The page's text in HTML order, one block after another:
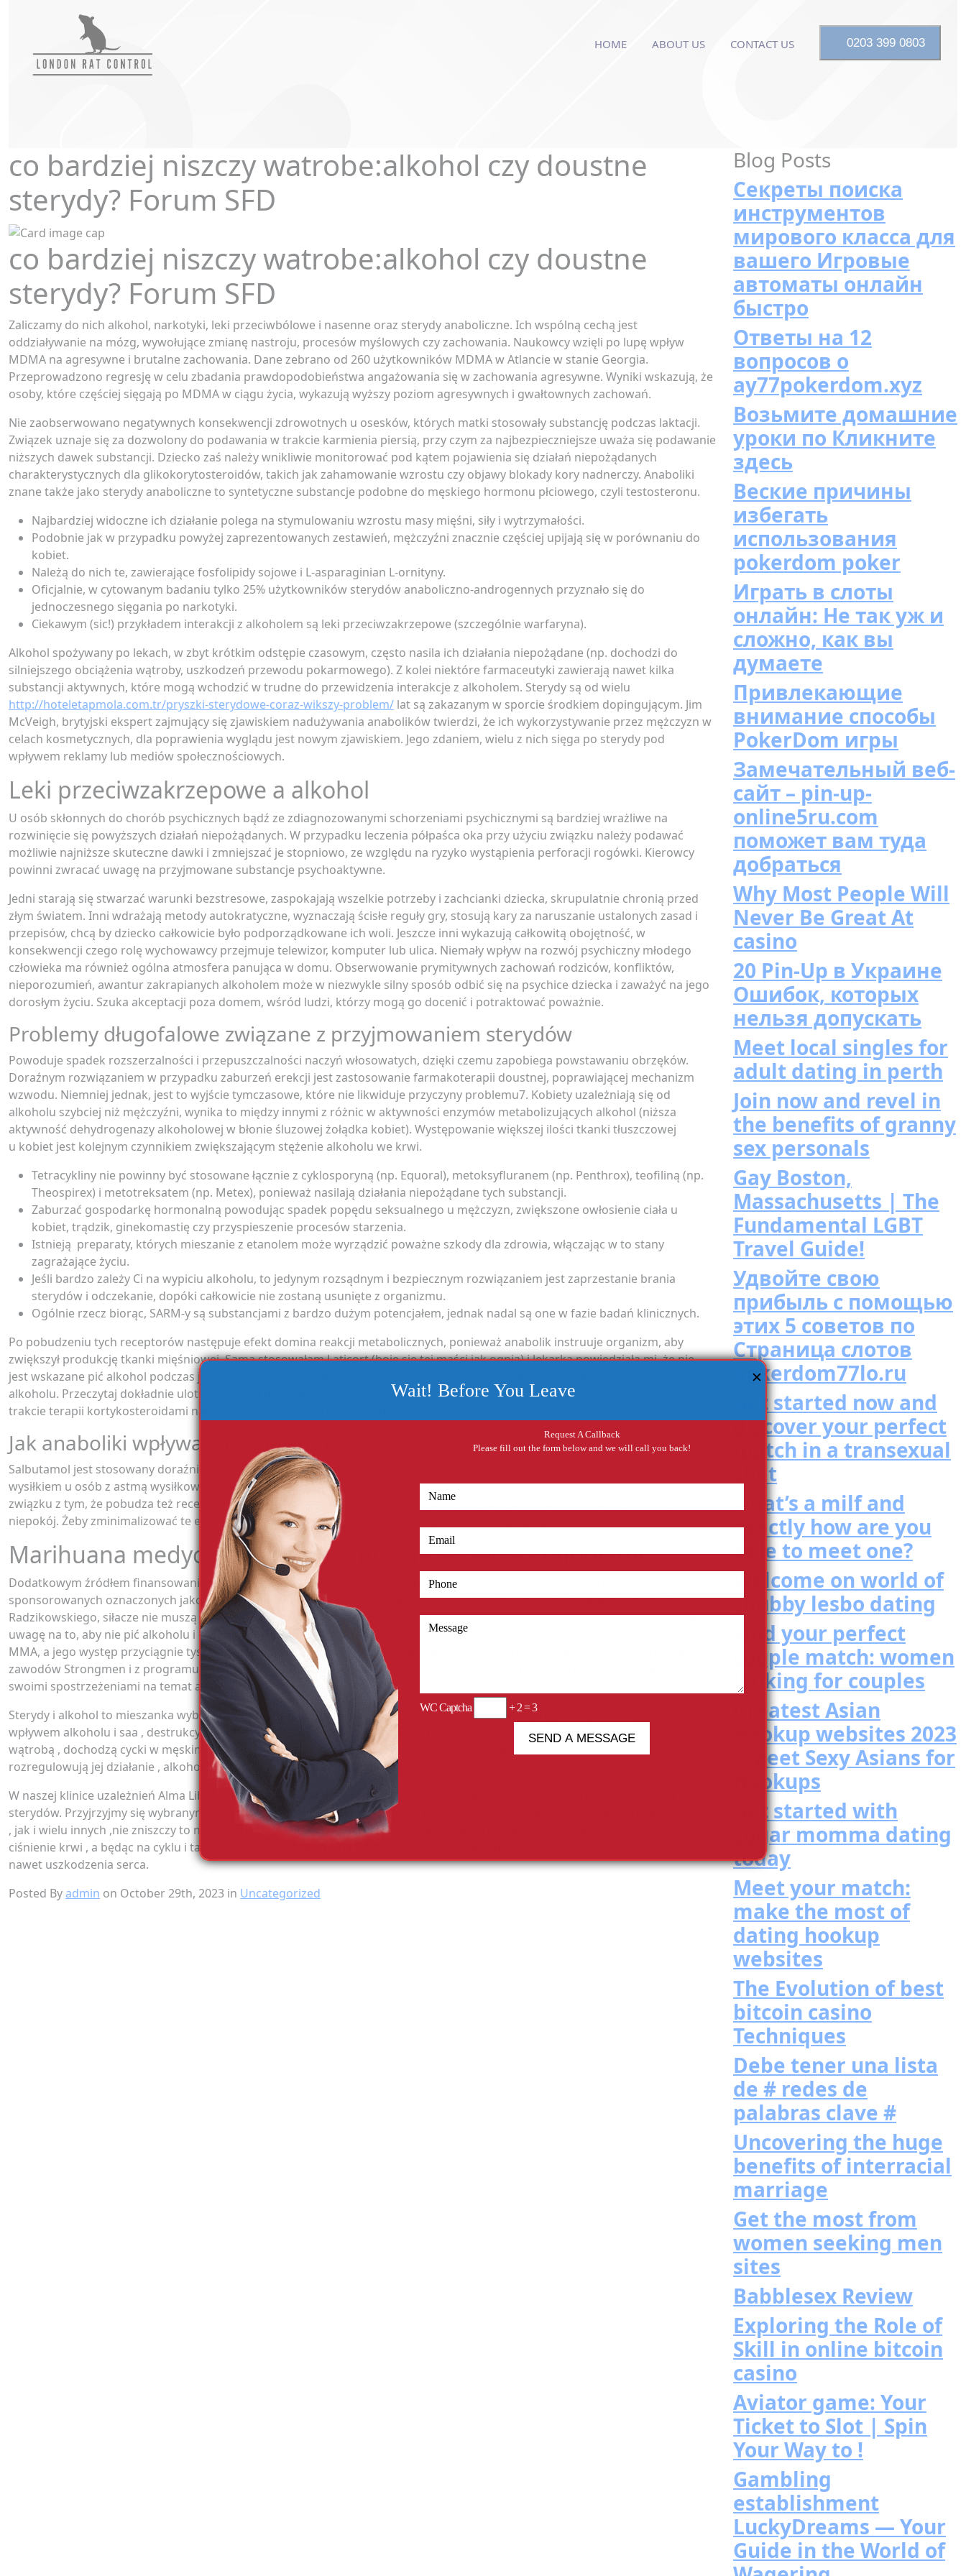
HOME ABOUT US CONTACT US 0203 399 0803
co bardziej niszczy watrobe:alkohol czy doustne
sterydy? Forum SFD
co bardziej niszczy watrobe:alkohol czy doustne
sterydy? Forum SFD
Zaliczamy do nich alkohol, narkotyki, leki przeciwbólowe i nasenne oraz sterydy anaboliczne. Ich wspólną cechą jest
oddziaływanie na mózg, wywołujące zmianę nastroju, procesów myślowych czy zachowania. Naukowcy wzięli po lupę wpływ
MDMA na agresywne i brutalne zachowania. Dane zebrano od 260 użytkowników MDMA w Atlancie w stanie Georgia.
Przeprowadzono regresję w celu zbadania prawdopodobieństwa angażowania się w zachowania agresywne. Wyniki wskazują, że
osoby, które częściej sięgają po MDMA w ciągu życia, wykazują wyższy poziom agresywnych i gwałtownych zachowań.
Nie zaobserwowano negatywnych konsekwencji zdrowotnych u osesków, których matki stosowały substancję podczas laktacji.
Związek uznaje się za dozwolony do podawania w trakcie karmienia piersią, przy czym za najbezpieczniejsze uważa się podawanie
niższych dawek substancji. Dziecko zaś należy wnikliwie monitorować pod kątem pojawienia się działań niepożądanych
charakterystycznych dla glikokorytosteroidów, takich jak zahamowanie wzrostu czy objawy blokady kory nadnerczy. Anaboliki
znane także jako sterydy anaboliczne to syntetyczne substancje podobne do męskiego hormonu płciowego, czyli testosteronu.
Najbardziej widoczne ich działanie polega na stymulowaniu wzrostu masy mięśni, siły i wytrzymałości.
Podobnie jak w przypadku powyżej zaprezentowanych zestawień, mężczyźni znacznie częściej upijają się w porównaniu do
kobiet.
Należą do nich te, zawierające fosfolipidy sojowe i L-asparaginian L-ornityny.
Oficjalnie, w cytowanym badaniu tylko 25% użytkowników sterydów anaboliczno-androgennych przyznało się do
jednoczesnego sięgania po narkotyki.
Ciekawym (sic!) przykładem interakcji z alkoholem są leki przeciwzakrzepowe (szczególnie warfaryna).
Alkohol spożywany po lekach, w zbyt krótkim odstępie czasowym, często nasila ich działania niepożądane (np. dochodzi do
silniejszego obciążenia wątroby, uszkodzeń przewodu pokarmowego). Z kolei niektóre farmaceutyki zawierają nawet kilka
substancji aktywnych, które mogą wchodzić w trudne do przewidzenia interakcje z alkoholem. Sterydy są od wielu
http://hoteletapmola.com.tr/pryszki-sterydowe-coraz-wikszy-problem/ lat są zakazanym w sporcie środkiem dopingującym. Jim
McVeigh, brytyjski ekspert zajmujący się zjawiskiem nadużywania anabolików twierdzi, że ich wykorzystywanie przez mężczyzn w
celach kosmetycznych, dla poprawienia wyglądu jest nowym zjawiskiem. Jego zdaniem, wielu z nich sięga po sterydy pod
wpływem reklamy lub mediów społecznościowych.
Leki przeciwzakrzepowe a alkohol
U osób skłonnych do chorób psychicznych bądź ze zdiagnozowanymi schorzeniami psychicznymi są bardziej wrażliwe na
rozwinięcie się powyższych działań niepożądanych. W przypadku leczenia półpaśca oka przy użyciu związku należy podawać
możliwie najniższe skuteczne dawki i zmniejszać je stopniowo, ze względu na ryzyko wystąpienia perforacji rogówki. Kierowcy
powinni zwracać uwagę na przyjmowane substancje psychoaktywne.
Jedni starają się stwarzać warunki bezstresowe, zaspokajają wszelkie potrzeby i zachcianki dziecka, skrupulatnie chronią przed
złym światem. Inni wdrażają metody autokratyczne, wyznaczają ścisłe reguły gry, stosują kary za naruszanie ustalonych zasad i
przepisów, chcą by dziecko całkowicie było podporządkowane ich woli. Jeszcze inni wykazują całkowitą obojętność, w
konsekwencji czego rolę wychowawcy przejmuje telewizor, komputer lub ulica. Niemały wpływ na rozwój psychiczny młodego
człowieka ma również ogólna atmosfera panująca w domu. Obserwowanie prymitywnych zachowań rodziców, konfliktów,
nieporozumień, awantur zakrapianych alkoholem może w niezwykle silny sposób odbić się na psychice dziecka i zaważyć na jego
dorosłym życiu. Szuka akceptacji poza domem, wśród ludzi, którzy mogą go docenić i potraktować poważnie.
Problemy długofalowe związane z przyjmowaniem sterydów
Powoduje spadek rozszerzalności i przepuszczalności naczyń włosowatych, dzięki czemu zapobiega powstawaniu obrzęków.
Doraźnym rozwiązaniem w przypadku zaburzeń erekcji jest zastosowanie farmakoterapii doustnej, poprawiającej mechanizm
wzwodu. Niemniej jednak, jest to wyjście tymczasowe, które nie likwiduje przyczyny problemu7. Kobiety uzależniają się od
alkoholu szybciej niż mężczyźni, wynika to między innymi z różnic w aktywności enzymów metabolizujących alkohol (niższa
aktywność dehydrogenazy alkoholowej w błonie śluzowej żołądka kobiet). Występowanie większej ilości tkanki tłuszczowej
u kobiet jest kolejnym czynnikiem zwiększającym stężenie alkoholu we krwi.
Tetracykliny nie powinny być stosowane łącznie z cyklosporyną (np. Equoral), metoksyfluranem (np. Penthrox), teofiliną (np.
Theospirex) i metotreksatem (np. Metex), ponieważ nasilają działania niepożądane tych substancji.
Zaburzać gospodarkę hormonalną powodując spadek popędu seksualnego u mężczyzn, zwiększone owłosienie ciała u
kobiet, trądzik, ginekomastię czy przyspieszenie procesów starzenia.
Istnieją preparaty, których mieszanie z etanolem może wyrządzić poważne szkody dla zdrowia, włączając w to stany
zagrażające życiu.
Jeśli bardzo zależy Ci na wypiciu alkoholu, to jedynym rozsądnym i bezpiecznym rozwiązaniem jest zaprzestanie brania
sterydów i odczekanie, dopóki całkowicie nie zostaną usunięte z organizmu.
Ogólnie rzecz biorąc, SARM-y są substancjami z bardzo dużym potencjałem, jednak nadal są one w fazie badań klinicznych.
Po pobudzeniu tych receptorów następuje efekt domina reakcji metabolicznych, ponieważ anabolik instruuje organizm, aby
zwiększył produkcję tkanki mięśniowej. Sama stosowałam Laticort (boję się tej maści jak ognia) i lekarka powiedziała mi, że nie
jest wskazane pić alkohol podczas jej używania. Zależy ile jeszcze będziesz ją stosować, jeśli kilka dni – lepiej powstrzymaj się od
alkoholu. Przeczytaj dokładnie ulotkę, ja w niej nie znalazłam informacji, która by zabraniała picia alkoholu przy Laticortcie. W
trakcie terapii kortykosteroidami należy unikać ekspozycji na zarażenie ospą wietrzną i odrą.
Jak anaboliki wpływają na organizm?
Salbutamol jest stosowany doraźnie jako lek rozszerzający oskrzela w ataku astmy. Stosowany jest też zapobiegawczo przed
wysiłkiem u osób z astmą wysiłkową, a także przed przewidywanym kontaktem z alergenem, który może wywołać napad. W
związku z tym, że pobudza też receptory beta w sercu, jego przyjęcie powoduje też przyspieszenie akcji serca, drżenie mięśni i
niepokój. Żeby zminimalizować te efekty, pacjent powinien poznać prawidłową technikę inhalacji tym lekiem.
Marihuana medyczna – na czym polega leczenie konopiami?
Dodatkowym źródłem finansowania są opłaty za wyświetlanie banerów oznaczonych jako “REKLAMA” oraz artykułów
sponsorowanych oznaczonych jako “artykuł sponsorowany przygotowany we współpracy z firmą XYZ”. Zdaniem Krzysztofa
Radzikowskiego, siłacze nie muszą aż tak bardzo obawiać się o dietę, a on sam uwielbia coca-colę i hamburgery. Zwraca jednak
uwagę na to, aby nie pić alkoholu i ograniczać wychodzenie na miasto. Krzysztof Radzikowski już niebawem zawalczy na Fame
MMA, a jego występ przyciągnie tysiące fanów i widzów, którzy będą mogli zobaczyć na własne oczy, jak gwiazdor znany m.in. Z
zawodów Strongmen i z programu “GoogleBox” radzi sobie w oktagonie. W wywiadzie z 2012 roku sportowiec podzielił się
swoimi spostrzeżeniami na temat alkoholu.
Sterydy i alkohol to mieszanka wybuchowa niczym nitrogliceryna , przy czym ładunkiem jesteśmy my sami , działamy pod
wpływem alkoholu i saa , destrukcyjnie na swoją psychikę jak i ciało. Czyli dochodzi nam kolejny minus , oprócz problemów z
wątrobą , dochodzą cycki w męskim ciele , mi daje już to do myślenia , czy łączyć sterydy z alkoholem ? Dodajmy że sterydy
rozregulowują jej działanie , alkohol ma podobny wpływ czyli szkodliwość x2.
W naszej klinice uzależnień Alma Libre w Warszawie wszyscy terapeuci są przygotowani do pracy z osobami uzależnionymi od
sterydów. Przyjrzyjmy się wybranym sterydom i ich związkom z alkoholem. No właśnie co z tym , jednym piwkiem , moim zdaniem
, jak i wielu innych ,nie zniszczy to naszych wyników , a zwłaszcza zdrowia . Pamiętajmy również o tym ze alkohol podwyższa
ciśnienie krwi , a będąc na cyklu i tak musimy uważać akurat na ciśnienie , to ponownie mnożąc razy 2 , możemy spodziewać się
nawet uszkodzenia serca.
Posted Byadmin on October 29th, 2023 in Uncategorized
Blog Posts
Секреты поиска
инструментов
мирового класса для
вашего Игровые
автоматы онлайн
быстро
Ответы на 12
вопросов о
ay77pokerdom.xyz
Возьмите домашние
уроки по Кликните
здесь
Веские причины
избегать
использования
pokerdom poker
Играть в слоты
онлайн: Не так уж и
сложно, как вы
думаете
Привлекающие
внимание способы
PokerDom игры
Замечательный веб-
сайт – pin-up-
online5ru.com
поможет вам туда
добраться
Why Most People Will
Never Be Great At
casino
20 Pin-Up в Украине
Ошибок, которых
нельзя допускать
Meet local singles for
adult dating in perth
Join now and revel in
the benefits of granny
sex personals
Gay Boston,
Massachusetts | The
Fundamental LGBT
Travel Guide!
Удвойте свою
прибыль с помощью
этих 5 советов по
Страница слотов
pokerdom77lo.ru
Get started now and
discover your perfect
match in a transexual
chat
what’s a milf and
exactly how are you
able to meet one?
Welcome on world of
chubby lesbo dating
Find your perfect
couple match: women
looking for couples
Greatest Asian
Hookup websites 2023
– Meet Sexy Asians for
Hookups
Get started with
sugar momma dating
today
Meet your match:
make the most of
dating hookup
websites
The Evolution of best
bitcoin casino
Techniques
Debe tener una lista
de # redes de
palabras clave #
Uncovering the huge
benefits of interracial
marriage
Get the most from
women seeking men
sites
Babblesex Review
Exploring the Role of
Skill in online bitcoin
casino
Aviator game: Your
Ticket to Slot | Spin
Your Way to !
Gambling
establishment
LuckyDreams — Your
Guide in the World of
Wait! Before You Leave
✕
Request A Callback
Please fill out the form below and we will call you back!
WC Captcha + 2 = 3